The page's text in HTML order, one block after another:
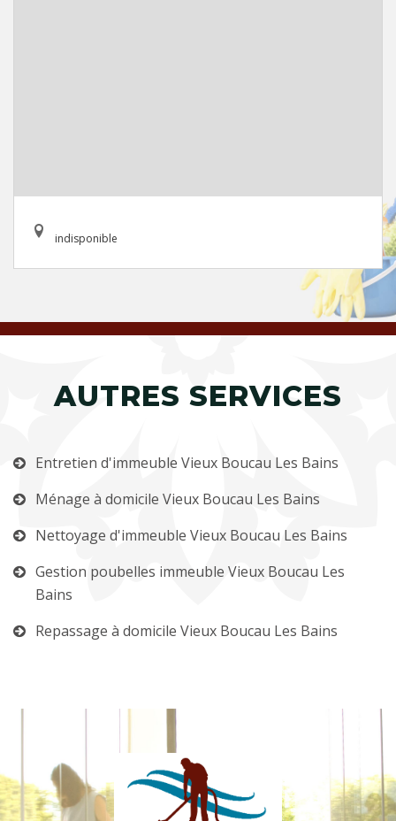
indisponible
AUTRES SERVICES
Entretien d'immeuble Vieux Boucau Les Bains
Ménage à domicile Vieux Boucau Les Bains
Nettoyage d'immeuble Vieux Boucau Les Bains
Gestion poubelles immeuble Vieux Boucau Les
Bains
Repassage à domicile Vieux Boucau Les Bains